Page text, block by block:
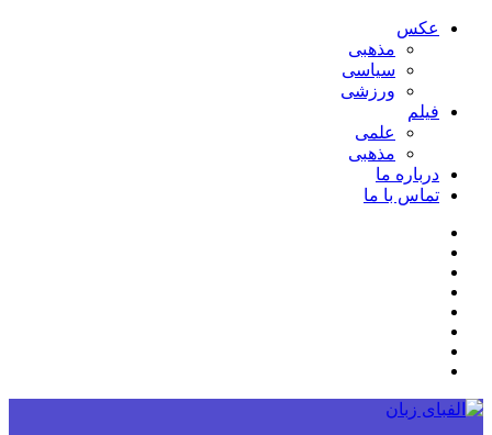
عکس
مذهبی
سیاسی
ورزشی
فیلم
علمی
مذهبی
درباره ما
تماس با ما